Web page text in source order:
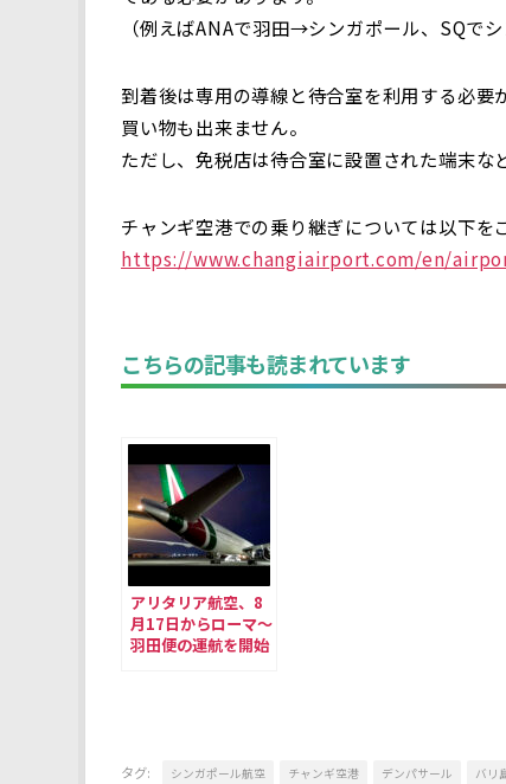
（例えばANAで羽田→シンガポール、SQで
到着後は専用の導線と待合室を利用する必
買い物も出来ません。
ただし、免税店は待合室に設置された端末な
チャンギ空港での乗り継ぎについては以下を
https://www.changiairport.com/en/
こちらの記事も読まれています
アリタリア航空、8
月17日からローマ〜
羽田便の運航を開始
タグ: シンガポール航空 チャンギ空港 デンパサール バリ